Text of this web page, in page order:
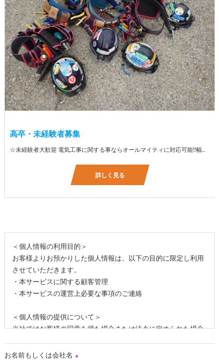
高卒・未経験者募集
☆未経験者大歓迎 電気工事に関する事ならオールマイティに対応可能‼幅広く技術を身に付けて頂けます（室内配線・室外配線、スイッチコンセント取付け、照明器具取付け、配電盤取付け、エアコン取付け、LANケーブル配線、アンテナ取付けなど） 先輩社員が一から指導を行うため未経験の方でも安心して働いていただけます♪ ☆資格支援制度あり 実績があるからこそ社内で教習と経験を積んでいただくことで資格を当社で発行できることができます。 【工具支給致します】 また新品工具と新品作業服を完全支給を致します。 高品質の作業服と工具入社してくれた方には支給致します♪
詳しく見る
＜個人情報の利用目的＞
お客様よりお預かりした個人情報は、以下の目的に限定し利用
させていただきます。
・本サービスに関する顧客管理
・本サービスの運営上必要な事項のご連絡
＜個人情報の提供について＞
当社ではお客様の同意を得た場合または法令に定められた場合
取得した個人情報を第三者に提供することはいたしません。
お名前もしくは会社名 ※